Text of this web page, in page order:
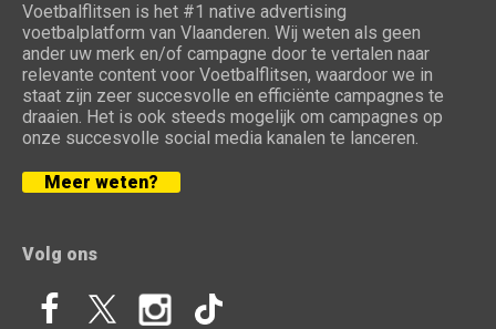
Voetbalflitsen is het #1 native advertising
voetbalplatform van Vlaanderen. Wij weten als geen
ander uw merk en/of campagne door te vertalen naar
relevante content voor Voetbalflitsen, waardoor we in
staat zijn zeer succesvolle en efficiënte campagnes te
draaien. Het is ook steeds mogelijk om campagnes op
onze succesvolle social media kanalen te lanceren.
Meer weten?
Volg ons